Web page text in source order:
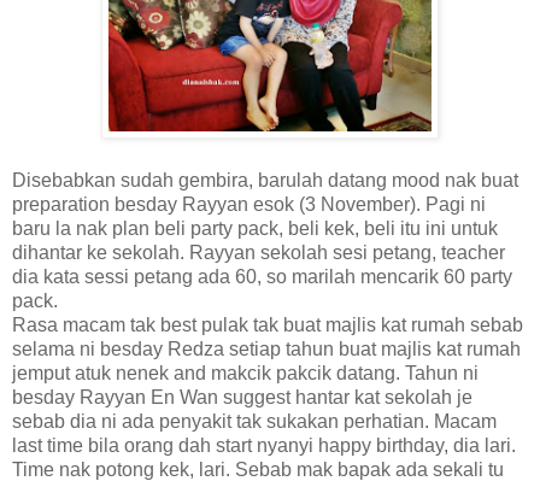
Disebabkan sudah gembira, barulah datang mood nak buat
preparation besday Rayyan esok (3 November). Pagi ni
baru la nak plan beli party pack, beli kek, beli itu ini untuk
dihantar ke sekolah. Rayyan sekolah sesi petang, teacher
dia kata sessi petang ada 60, so marilah mencarik 60 party
pack.
Rasa macam tak best pulak tak buat majlis kat rumah sebab
selama ni besday Redza setiap tahun buat majlis kat rumah
jemput atuk nenek and makcik pakcik datang. Tahun ni
besday Rayyan En Wan suggest hantar kat sekolah je
sebab dia ni ada penyakit tak sukakan perhatian. Macam
last time bila orang dah start nyanyi happy birthday, dia lari.
Time nak potong kek, lari. Sebab mak bapak ada sekali tu